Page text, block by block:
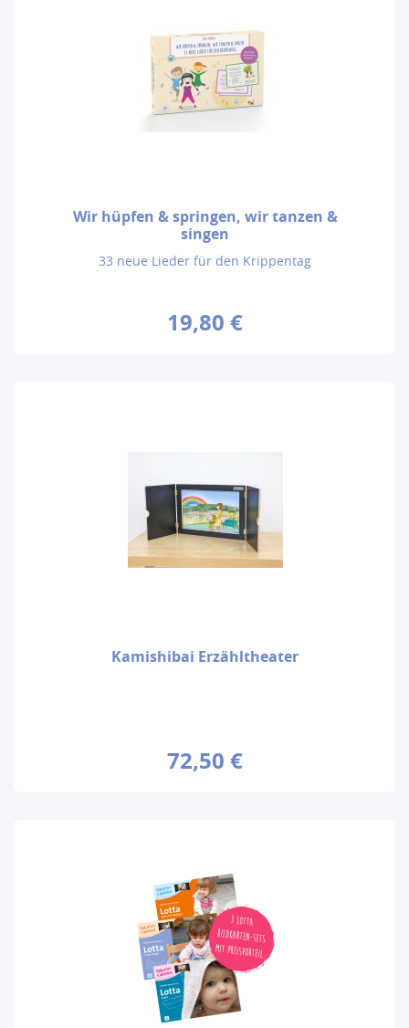
Wir hüpfen & springen, wir tanzen &
singen
33 neue Lieder für den Krippentag
19,80 €
Kamishibai Erzähltheater
72,50 €